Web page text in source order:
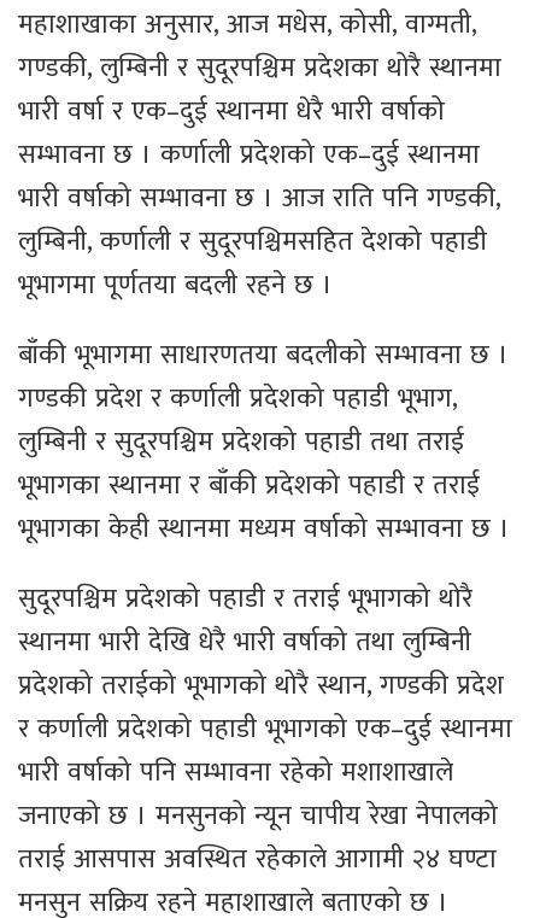
महाशाखाका अनुसार, आज मधेस, कोसी, वाग्मती,
गण्डकी, लुम्बिनी र सुदूरपश्चिम प्रदेशका थोरै स्थानमा
भारी वर्षा र एक–दुई स्थानमा धेरै भारी वर्षाको
सम्भावना छ । कर्णाली प्रदेशको एक–दुई स्थानमा
भारी वर्षाको सम्भावना छ । आज राति पनि गण्डकी,
लुम्बिनी, कर्णाली र सुदूरपश्चिमसहित देशको पहाडी
भूभागमा पूर्णतया बदली रहने छ ।
बाँकी भूभागमा साधारणतया बदलीको सम्भावना छ ।
गण्डकी प्रदेश र कर्णाली प्रदेशको पहाडी भूभाग,
लुम्बिनी र सुदूरपश्चिम प्रदेशको पहाडी तथा तराई
भूभागका स्थानमा र बाँकी प्रदेशको पहाडी र तराई
भूभागका केही स्थानमा मध्यम वर्षाको सम्भावना छ ।
सुदूरपश्चिम प्रदेशको पहाडी र तराई भूभागको थोरै
स्थानमा भारी देखि धेरै भारी वर्षाको तथा लुम्बिनी
प्रदेशको तराईको भूभागको थोरै स्थान, गण्डकी प्रदेश
र कर्णाली प्रदेशको पहाडी भूभागको एक–दुई स्थानमा
भारी वर्षाको पनि सम्भावना रहेको मशाशाखाले
जनाएको छ । मनसुनको न्यून चापीय रेखा नेपालको
तराई आसपास अवस्थित रहेकाले आगामी २४ घण्टा
मनसुन सक्रिय रहने महाशाखाले बताएको छ ।